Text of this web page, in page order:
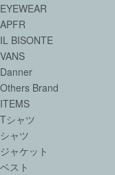
EYEWEAR
APFR
IL BISONTE
VANS
Danner
Others Brand
ITEMS
Tシャツ
シャツ
ジャケット
ベスト